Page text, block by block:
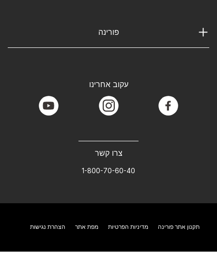
פורינה
צרו קשר
1-800-70-60-40
עקוב אחרינו
facebook
instagram
youtube
תקנון אתר פורינה מדיניות הפרטיות מפת אתר הצהרת נגישות